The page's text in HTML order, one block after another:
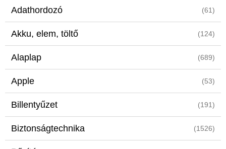
Adathordozó (61)
Akku, elem, töltő (124)
Alaplap (689)
Apple (53)
Billentyűzet (191)
Biztonságtechnika (1526)